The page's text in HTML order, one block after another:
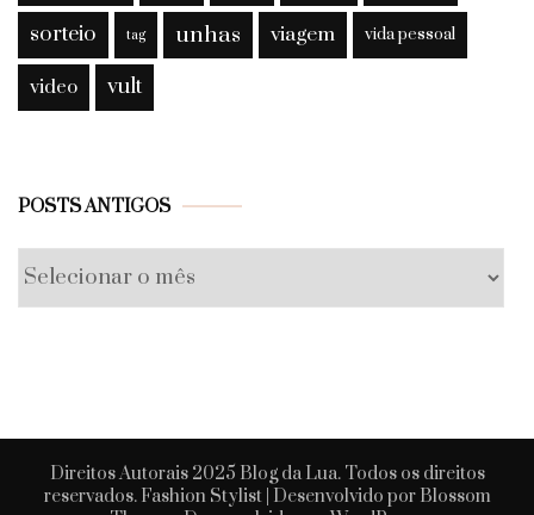
sorteio tag unhas viagem vida pessoal
video vult
POSTS ANTIGOS
Posts
Direitos Autorais 2025 Blog da Lua. Todos os direitos
reservados.Fashion Stylist | Desenvolvido por Blossom